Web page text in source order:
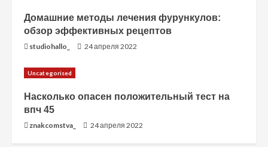
Домашние методы лечения фурункулов:
обзор эффективных рецептов
studiohallo_ 24 апреля 2022
Uncategorised
Насколько опасен положительный тест на
впч 45
znakcomstva_ 24 апреля 2022